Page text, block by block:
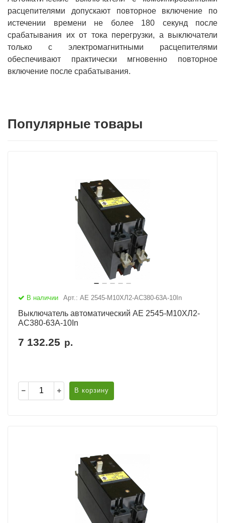
расцепителями допускают повторное включение по
истечении времени не более 180 секунд после
срабатывания их от тока перегрузки, а выключатели
только с электромагнитными расцепителями
обеспечивают практически мгновенно повторное
включение после срабатывания.
Популярные товары
В наличии Арт.: АЕ 2545-М10ХЛ2-AC380-63А-10In
Выключатель автоматический АЕ 2545-М10ХЛ2-
AC380-63А-10In
7 132.25 р.
В корзину